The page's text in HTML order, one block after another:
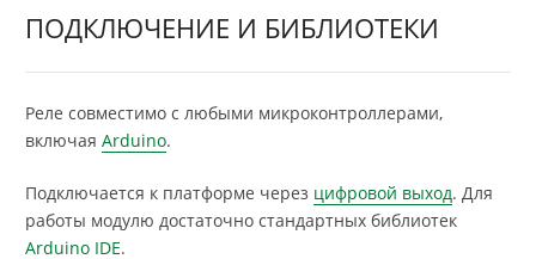
ПОДКЛЮЧЕНИЕ И БИБЛИОТЕКИ
Реле совместимо с любыми микроконтроллерами,
включая Arduino.
Подключается к платформе через цифровой выход. Для
работы модулю достаточно стандартных библиотек
Arduino IDE.